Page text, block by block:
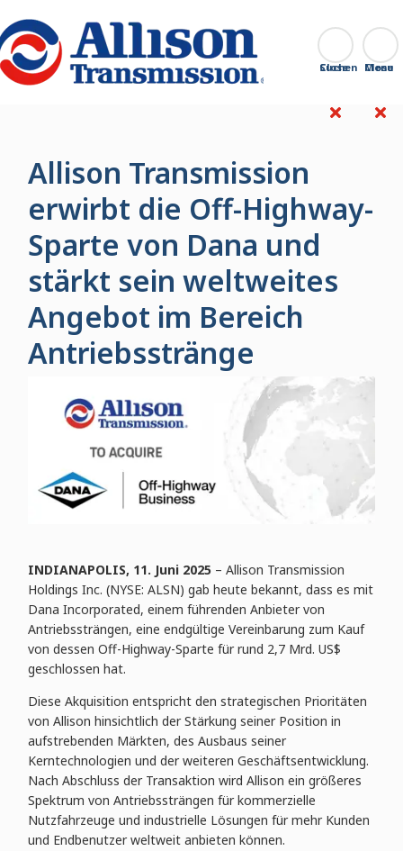
Go Home Suchen
Close
Allison Transmission
erwirbt die Off-Highway-
Sparte von Dana und
stärkt sein weltweites
Angebot im Bereich
Antriebsstränge
INDIANAPOLIS, 11. Juni 2025 – Allison Transmission
Holdings Inc. (NYSE: ALSN) gab heute bekannt, dass es mit
Dana Incorporated, einem führenden Anbieter von
Antriebssträngen, eine endgültige Vereinbarung zum Kauf
von dessen Off-Highway-Sparte für rund 2,7 Mrd. US$
geschlossen hat.
Diese Akquisition entspricht den strategischen Prioritäten
von Allison hinsichtlich der Stärkung seiner Position in
aufstrebenden Märkten, des Ausbaus seiner
Kerntechnologien und der weiteren Geschäftsentwicklung.
Nach Abschluss der Transaktion wird Allison ein größeres
Spektrum von Antriebssträngen für kommerzielle
Nutzfahrzeuge und industrielle Lösungen für mehr Kunden
und Endbenutzer weltweit anbieten können.